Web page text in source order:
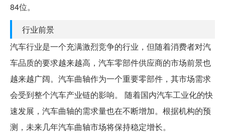
84位。
行业前景
汽车行业是一个充满激烈竞争的行业，但随着消费者对汽
车品质的要求越来越高，汽车零部件供应商的市场前景也
越来越广阔。汽车曲轴作为一个重要零部件，其市场需求
会受到整个汽车产业链的影响。 随着国内汽车工业化的快
速发展，汽车曲轴的需求量也在不断增加。根据机构的预
测，未来几年汽车曲轴市场将保持稳定增长。